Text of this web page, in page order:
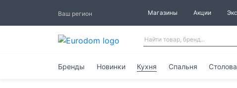
Ваш регион Магазины Акции
Бренды Новинки Кухня Спальня